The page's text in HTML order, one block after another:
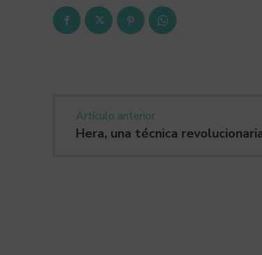
Artículo anterior
Hera, una técnica